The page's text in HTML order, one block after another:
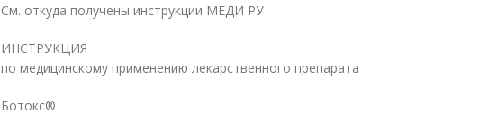
См. откуда получены инструкции МЕДИ РУ
ИНСТРУКЦИЯ
по медицинскому применению лекарственного препарата
Ботокс®